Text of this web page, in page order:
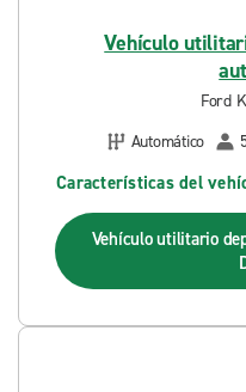
Vehículo
Ford
Automático
Características del
Vehículo utilitario